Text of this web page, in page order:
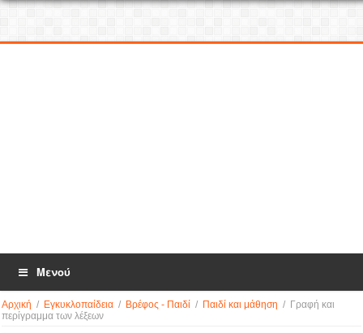
Μενού
Αρχική / Εγκυκλοπαίδεια / Βρέφος - Παιδί / Παιδί και μάθηση / Γραφή και
περίγραμμα των λέξεων